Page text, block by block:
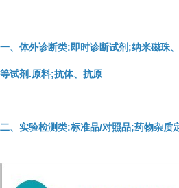
一、体外诊断类:即时诊断试剂;纳米磁珠
等试剂.原料;抗体、抗原
二、实验检测类:标准品/对照品;药物杂质